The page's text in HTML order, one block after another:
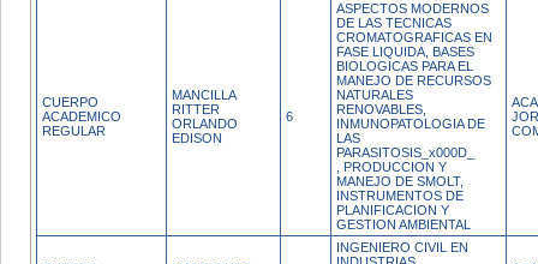
CUERPO
ACADEMICO
REGULAR
MANCILLA
RITTER
ORLANDO
EDISON
6
ASPECTOS MODERNOS
DE LAS TECNICAS
CROMATOGRAFICAS EN
FASE LIQUIDA, BASES
BIOLOGICAS PARA EL
MANEJO DE RECURSOS
NATURALES
RENOVABLES,
INMUNOPATOLOGIA DE
LAS
PARASITOSIS_x000D_
, PRODUCCION Y
MANEJO DE SMOLT,
INSTRUMENTOS DE
PLANIFICACION Y
GESTION AMBIENTAL
INGENIERO CIVIL EN